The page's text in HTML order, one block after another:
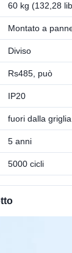
60 kg (132,28
Montato a
Diviso
Rs485, può
IP20
fuori dalla griglia
5 anni
5000 cicli